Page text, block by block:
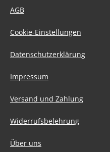
AGB
Cookie-Einstellungen
Datenschutzerklärung
Impressum
Versand und Zahlung
Widerrufsbelehrung
Über uns